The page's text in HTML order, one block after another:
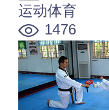
运动体育
1476